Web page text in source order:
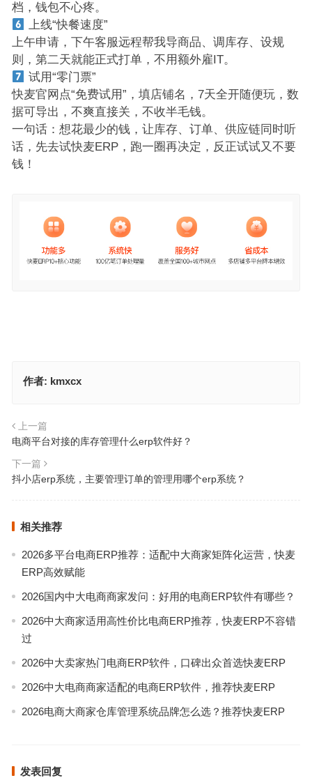
档，钱包不心疼。
上线“快餐速度”
上午申请，下午客服远程帮我导商品、调库存、设规
则，第二天就能正式打单，不用额外雇IT。
试用“零门票”
快麦官网点“免费试用”，填店铺名，7天全开随便玩，数
据可导出，不爽直接关，不收半毛钱。
一句话：想花最少的钱，让库存、订单、供应链同时听
话，先去试快麦ERP，跑一圈再决定，反正试试又不要
钱！
作者: kmxcx
上一篇
电商平台对接的库存管理什么erp软件好？
下一篇
抖小店erp系统，主要管理订单的管理用哪个erp系统？
相关推荐
2026多平台电商ERP推荐：适配中大商家矩阵化运营，快麦
ERP高效赋能
2026国内中大电商商家发问：好用的电商ERP软件有哪些？
2026中大商家适用高性价比电商ERP推荐，快麦ERP不容错
过
2026中大卖家热门电商ERP软件，口碑出众首选快麦ERP
2026中大电商商家适配的电商ERP软件，推荐快麦ERP
2026电商大商家仓库管理系统品牌怎么选？推荐快麦ERP
发表回复